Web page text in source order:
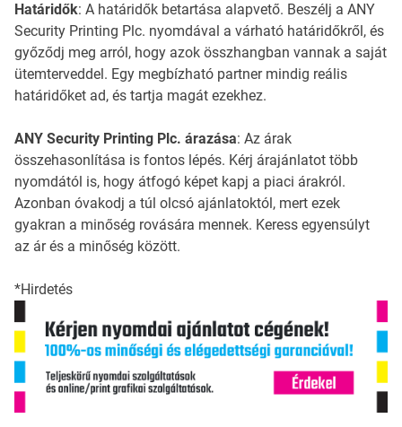
Határidők: A határidők betartása alapvető. Beszélj a ANY
Security Printing Plc. nyomdával a várható határidőkről, és
győződj meg arról, hogy azok összhangban vannak a saját
ütemterveddel. Egy megbízható partner mindig reális
határidőket ad, és tartja magát ezekhez.
ANY Security Printing Plc. árazása: Az árak
összehasonlítása is fontos lépés. Kérj árajánlatot több
nyomdától is, hogy átfogó képet kapj a piaci árakról.
Azonban óvakodj a túl olcsó ajánlatoktól, mert ezek
gyakran a minőség rovására mennek. Keress egyensúlyt
az ár és a minőség között.
*Hirdetés